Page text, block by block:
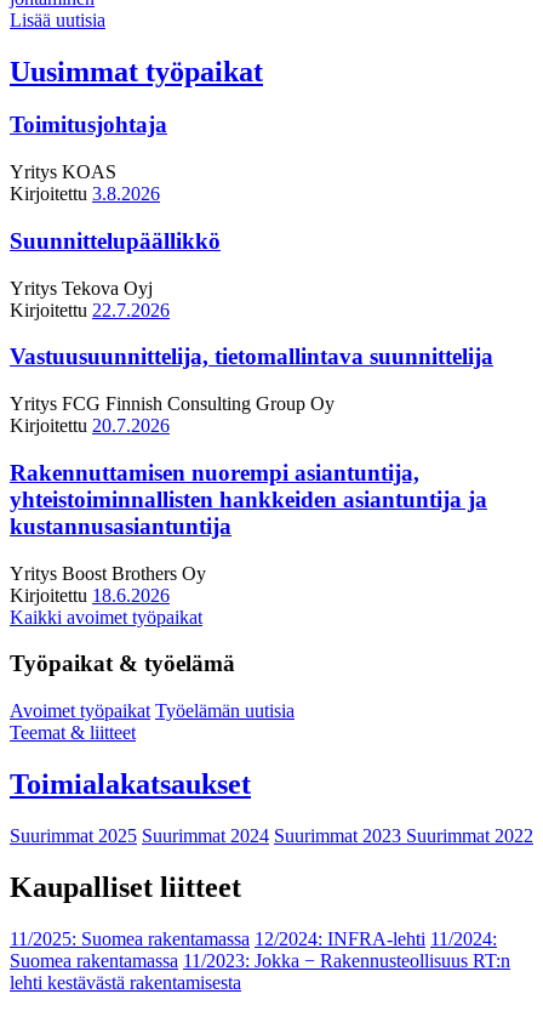
Lisää uutisia
Uusimmat työpaikat
Toimitusjohtaja
Yritys KOAS
Kirjoitettu 3.8.2026
Suunnittelupäällikkö
Yritys Tekova Oyj
Kirjoitettu 22.7.2026
Vastuusuunnittelija, tietomallintava suunnittelija
Yritys FCG Finnish Consulting Group Oy
Kirjoitettu 20.7.2026
Rakennuttamisen nuorempi asiantuntija,
yhteistoiminnallisten hankkeiden asiantuntija ja
kustannusasiantuntija
Yritys Boost Brothers Oy
Kirjoitettu 18.6.2026
Kaikki avoimet työpaikat
Työpaikat & työelämä
Avoimet työpaikat Työelämän uutisia
Teemat & liitteet
Toimialakatsaukset
Suurimmat 2025 Suurimmat 2024 Suurimmat 2023 Suurimmat 2022
Kaupalliset liitteet
11/2025: Suomea rakentamassa 12/2024: INFRA-lehti 11/2024:
Suomea rakentamassa 11/2023: Jokka − Rakennusteollisuus RT:n
lehti kestävästä rakentamisesta